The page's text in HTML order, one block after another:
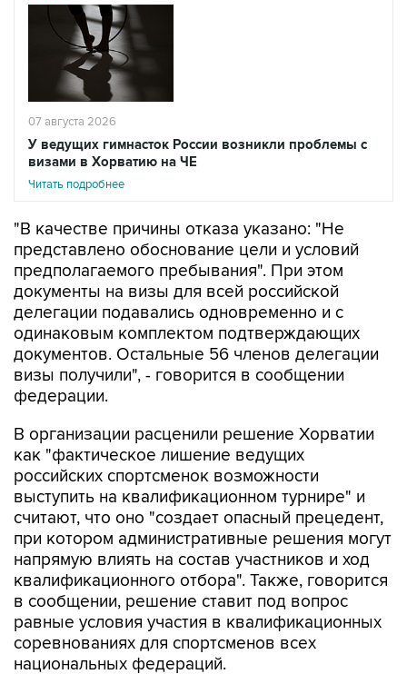
07 августа 2026
У ведущих гимнасток России возникли проблемы с
визами в Хорватию на ЧЕ
Читать подробнее
"В качестве причины отказа указано: "Не
представлено обоснование цели и условий
предполагаемого пребывания". При этом
документы на визы для всей российской
делегации подавались одновременно и с
одинаковым комплектом подтверждающих
документов. Остальные 56 членов делегации
визы получили", - говорится в сообщении
федерации.
В организации расценили решение Хорватии
как "фактическое лишение ведущих
российских спортсменок возможности
выступить на квалификационном турнире" и
считают, что оно "создает опасный прецедент,
при котором административные решения могут
напрямую влиять на состав участников и ход
квалификационного отбора". Также, говорится
в сообщении, решение ставит под вопрос
равные условия участия в квалификационных
соревнованиях для спортсменов всех
национальных федераций.